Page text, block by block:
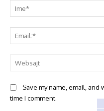
Save my name, email,
time I comment.